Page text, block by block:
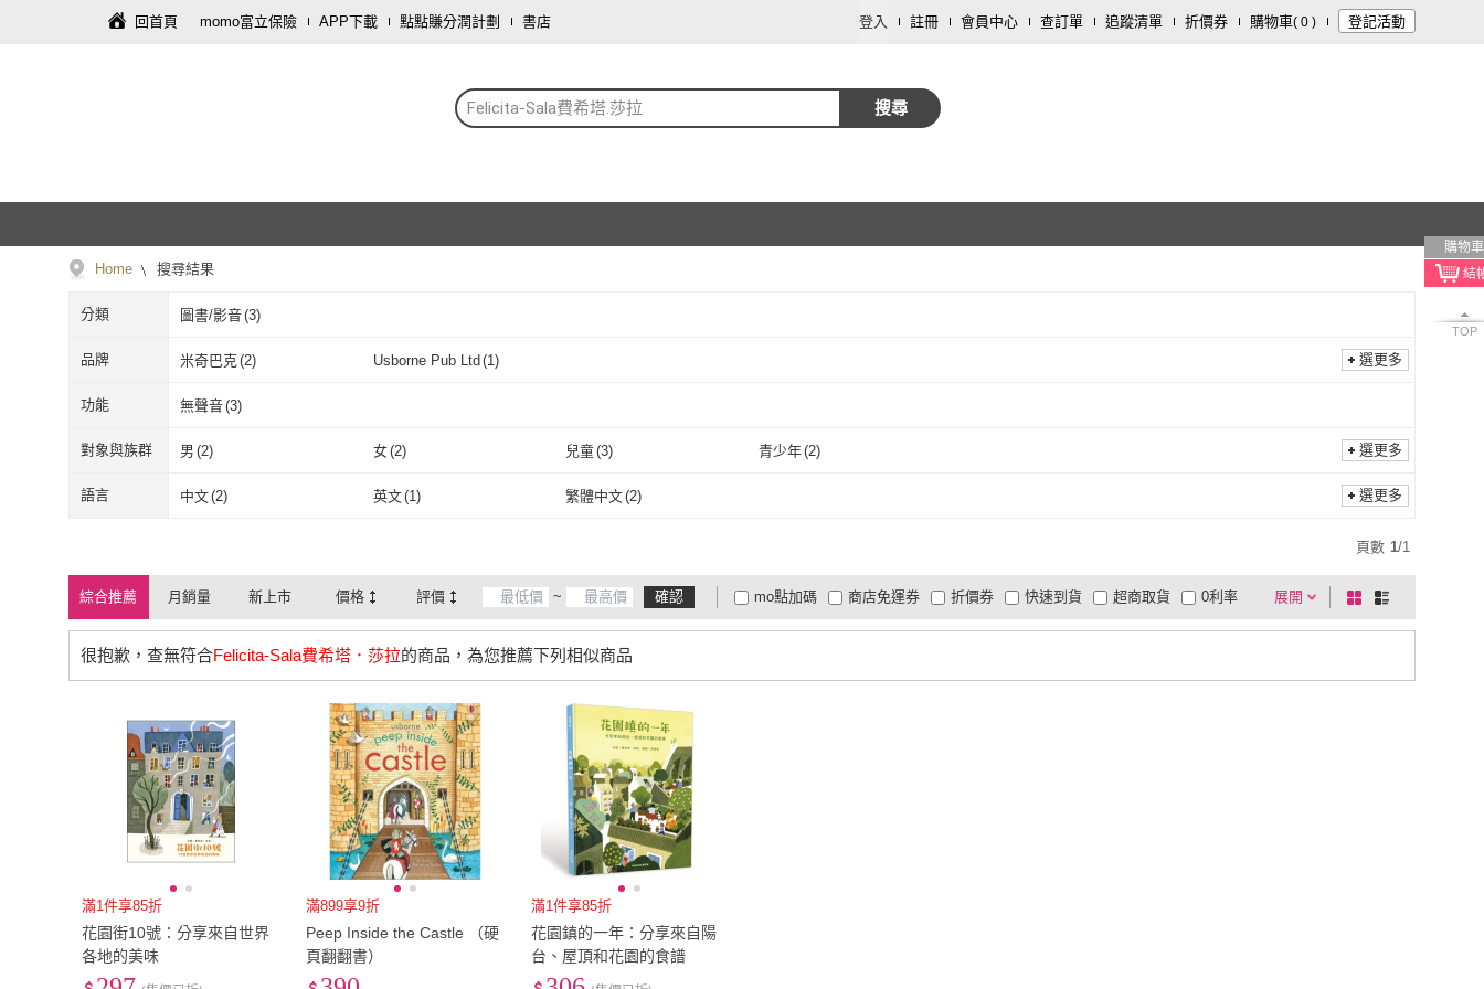
回首頁 momo富立保險 APP下載 點點賺分潤計劃 書店 登入 註冊 會員中心 查訂單 追蹤清單 折價券 購物車( 0 ) 登記活動
Felicita-Sala費希塔.莎拉 搜尋
購物車
TOP
Home 搜尋結果
分類 圖書/影音(3)
品牌 米奇巴克(2) Usborne Pub Ltd(1)
米奇巴克
選更多
功能 無聲音(3)
無聲音
對象與族群 男 (2) 女(2) 兒童(3) 青少年(2)
男(2 女( 兒童(
選更多
語言 中文(2) 英文(1) 繁體中文(2) 選更多
頁數 1/1
綜合推薦 月銷量 新上市 價格 評價 ~ 確認 展開
折價券
有影片
商品有量 電視購物
mo點加碼 快速到貨 超商取貨
大家電安心配
大家電快配
商店免運券 0利率
棋
盤
列
很抱歉，查無符合Felicita-Sala費希塔．莎拉的商品，為您推薦下列相似商品
滿1件享85折
花園街10號：分享來自世界
各地的美味
滿899享9折
Peep Inside the Castle （硬
頁翻翻書）
滿1件享85折
花園鎮的一年：分享來自陽
台、屋頂和花園的食譜